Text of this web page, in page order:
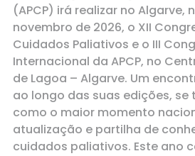
(APCP) irá realizar no Algarve,
novembro de 2026, o XII
Cuidados Paliativos e o III
Internacional da APCP, no
de Lagoa – Algarve. Um
ao longo das suas edições,
como o maior momento
atualização e partilha de
cuidados paliativos. Este ano